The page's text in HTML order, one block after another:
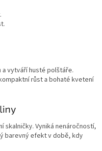
vytváří husté polštáře.
růst a bohaté kvetení
skalničky. Vyniká nenáročností,
barevný efekt v době, kdy